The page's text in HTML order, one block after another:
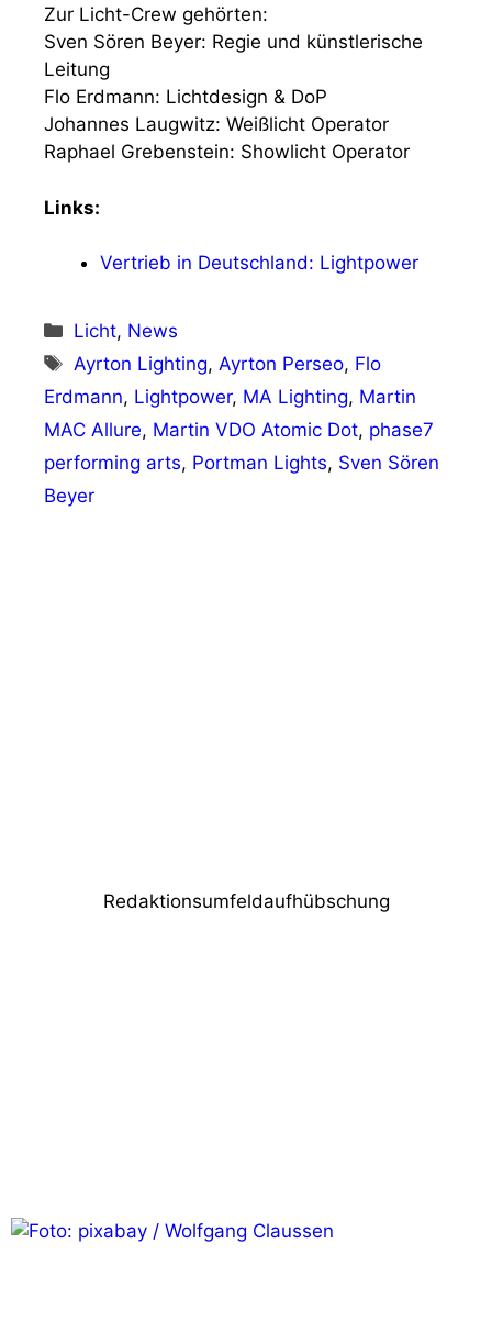
Zur Licht-Crew gehörten:
Sven Sören Beyer: Regie und künstlerische
Leitung
Flo Erdmann: Lichtdesign & DoP
Johannes Laugwitz: Weißlicht Operator
Raphael Grebenstein: Showlicht Operator
Links:
Vertrieb in Deutschland: Lightpower
Kategorien
Licht, News
Schlagwörter
Ayrton Lighting,Ayrton Perseo, Flo
Erdmann, Lightpower, MA Lighting, Martin
MAC Allure, Martin VDO Atomic Dot, phase7
performing arts, Portman Lights, Sven Sören
Beyer
Redaktionsumfeldaufhübschung